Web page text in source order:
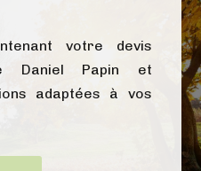
votre devis
Daniel Papin et
adaptées à vos